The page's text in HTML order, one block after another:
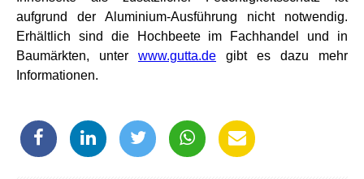
aufgrund der Aluminium-Ausführung nicht notwendig.
Erhältlich sind die Hochbeete im Fachhandel und in
Baumärkten, unter www.gutta.de gibt es dazu mehr
Informationen.